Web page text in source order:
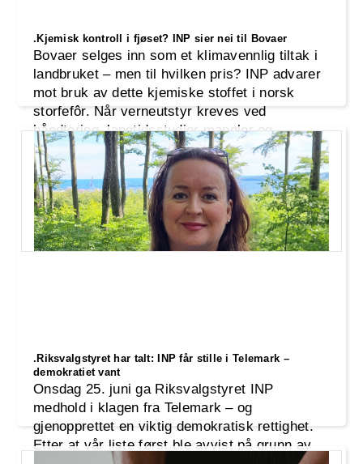
.Kjemisk kontroll i fjøset? INP sier nei til Bovaer
Bovaer selges inn som et klimavennlig tiltak i
landbruket – men til hvilken pris? INP advarer
mot bruk av dette kjemiske stoffet i norsk
storfefôr. Når verneutstyr kreves ved
håndtering, langtidsstudier mangler og
økonomisk tvang brukes for å presse bønder,
mener vi det er på tide å stille spørsmål. Hva
skjer egentlig i fjøset?
.Riksvalgstyret har talt: INP får stille i Telemark –
demokratiet vant
Onsdag 25. juni ga Riksvalgstyret INP
medhold i klagen fra Telemark – og
gjenopprettet en viktig demokratisk rettighet.
Etter at vår liste først ble avvist på grunn av